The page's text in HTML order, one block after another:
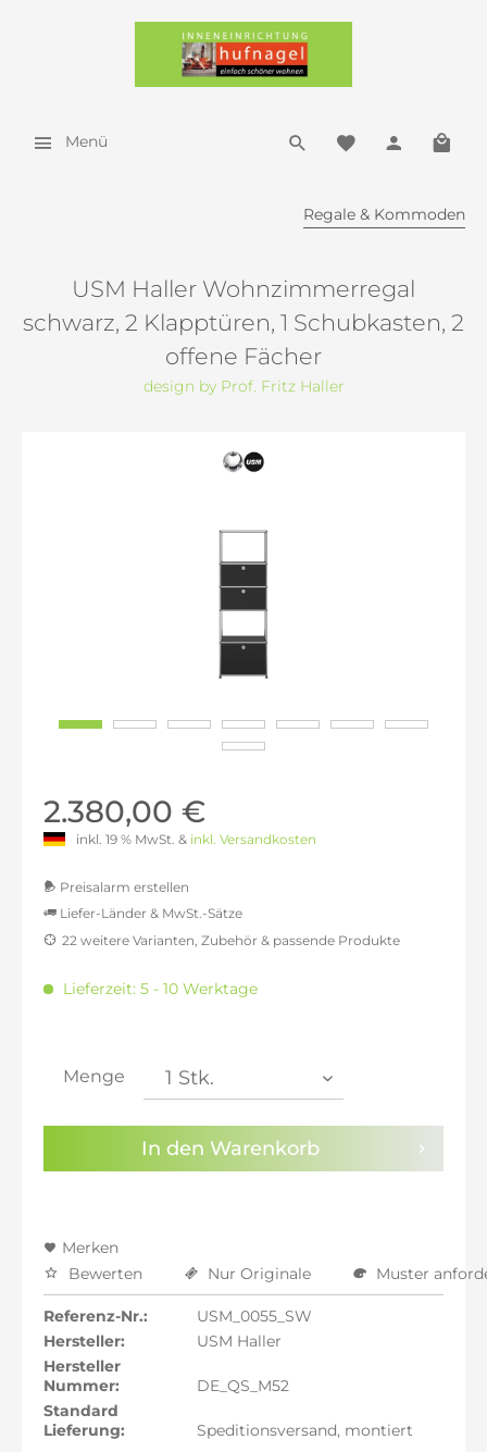
Menü
Regale & Kommoden
USM Haller Wohnzimmerregal
schwarz, 2 Klapptüren, 1 Schubkasten, 2
offene Fächer
design by Prof. Fritz Haller
2.380,00 €
inkl. 19 % MwSt. & inkl. Versandkosten
Preisalarm erstellen
Sie haben dieDatenschutzbestimmungenzur
Kenntnis genommen.
Liefer-Länder & MwSt.-Sätze
inkl. 16% MwSt.: 2.320,00 €
inkl. 20% MwSt.: 2.400,00 €
inkl. 21% MwSt.: 2.420,00 €
inkl. 22% MwSt.: 2.440,00 €
22 weitere Varianten, Zubehör & passende Produkte
Lieferzeit: 5 - 10 Werktage
Menge
In den Warenkorb
Merken
Bewerten
Nur Originale Muster
Referenz-Nr.:
USM_0055_SW
Hersteller:
USM Haller
Hersteller
Nummer:
DE_QS_M52
Standard
Lieferung:
Speditionsversand, montiert